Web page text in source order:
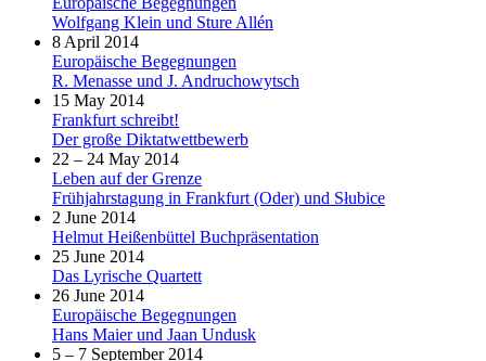
Wolfgang Klein und Sture Allén
8 April 2014
Europäische Begegnungen
R. Menasse und J. Andruchowytsch
15 May 2014
Frankfurt schreibt!
Der große Diktatwettbewerb
22 – 24 May 2014
Leben auf der Grenze
Frühjahrstagung in Frankfurt (Oder) und Słubice
2 June 2014
Helmut Heißenbüttel Buchpräsentation
25 June 2014
Das Lyrische Quartett
26 June 2014
Europäische Begegnungen
Hans Maier und Jaan Undusk
5 – 7 September 2014